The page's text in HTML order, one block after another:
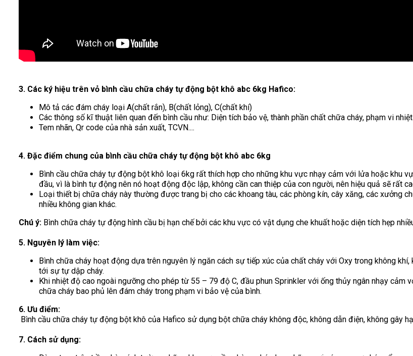
3. Các ký hiệu trên vỏ bình cầu chữa cháy tự động bột khô abc 6kg Hafico:
Mô tả các đám cháy loại A(chất rắn), B(chất lỏng), C(chất khí)
Các thông số kĩ thuật liên quan đến bình cầu như: Diện tích bảo vệ, thành phần chất chữa cháy, phạm vi
Tem nhãn, Qr code của nhà sản xuất, TCVN....
4. Đặc điểm chung của bình cầu chữa cháy tự động bột khô abc 6kg
Bình cầu chữa cháy tự động bột khô loại 6kg rất thích hợp cho những khu vực nhạy cảm với lửa hoặc khu
đầu, vì là bình tự động nên nó hoạt động độc lập, không cần can thiệp của con người, nên hiệu quả sẽ rất
Loại thiết bị chữa cháy này thường được trang bị cho các khoang tàu, các phòng kín, cây xăng, các xưởng
nhiều không gian khác.
Chú ý: Bình chữa cháy tự động hình cầu bị hạn chế bởi các khu vực có vật dụng che khuất hoặc diện tích hẹp
5. Nguyên lý làm việc:
Bình chữa cháy hoạt động dựa trên nguyên lý ngăn cách sự tiếp xúc của chất cháy với Oxy trong không
tới sự tự dập cháy.
Khi nhiệt độ cao ngoài ngưỡng cho phép từ 55 – 79 độ C, đầu phun Sprinkler với ống thủy ngân nhạy
chữa cháy bao phủ lên đám cháy trong phạm vi bảo vệ của bình.
6. Ưu điểm:
Bình cầu chữa cháy tự động bột khô của Hafico sử dụng bột chữa cháy không độc, không dẫn điện, không gây
7. Cách sử dụng: